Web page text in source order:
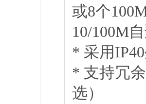
或8个
10/100M
* 采用
* 支持冗
选）